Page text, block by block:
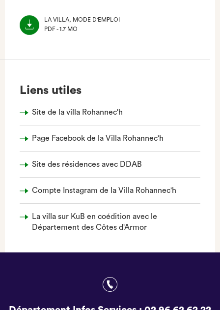
LA VILLA, MODE D'EMPLOI
PDF - 1.7 MO
Liens utiles
Site de la villa Rohannec'h
Page Facebook de la Villa Rohannec'h
Site des résidences avec DDAB
Compte Instagram de la Villa Rohannec'h
La villa sur KuB en coédition avec le
Département des Côtes d'Armor